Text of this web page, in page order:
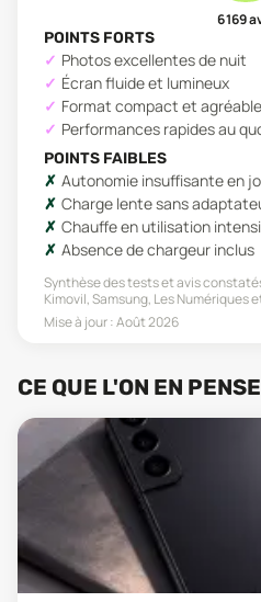
6 169
POINTS FORTS
Photos excellentes de nuit
Écran fluide et lumineux
Format compact et agréable
Performances rapides au
POINTS FAIBLES
Autonomie insuffisante en
Charge lente sans
Chauffe en utilisation
Absence de chargeur inclus
Synthèse des tests et avis
Kimovil, Samsung, Les Numériques
Mise à jour :Août 2026
CE QUE L'ON EN PENSE